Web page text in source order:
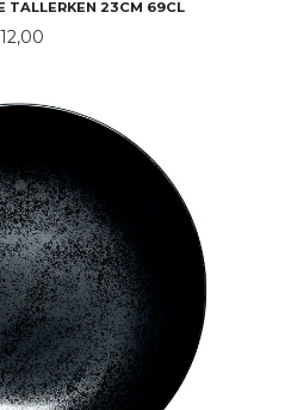
TALLERKEN 23CM 69CL